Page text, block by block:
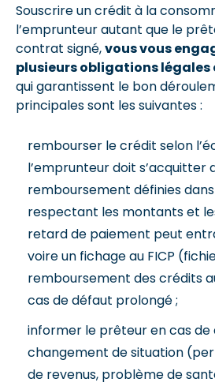
Souscrire un crédit à la
l’emprunteur autant que le
contrat signé,vous vous
plusieurs obligations
qui garantissent le bon
principales sont les suivantes :
rembourser le crédit selon
l’emprunteur doit s’acquitter
remboursement définies
respectant les montants et
retard de paiement peut
voire un fichage au FICP
remboursement des crédits
cas de défaut prolongé ;
informer le prêteur en cas de
changement de situation
de revenus, problème de